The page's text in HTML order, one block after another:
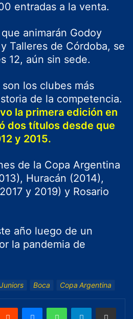
entradas a la venta.
animarán Godoy
Talleres de Córdoba, se
12, aún sin sede.
los clubes más
de la competencia.
la primera edición en
dos títulos desde que
y 2015.
de la Copa Argentina
Huracán (2014),
y 2019) y Rosario
año luego de un
la pandemia de
Boca Copa Argentina